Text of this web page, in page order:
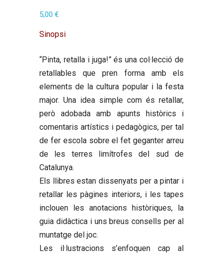
5,00 €
Sinopsi
“Pinta, retalla i juga!” és una col·lecció de
retallables que pren forma amb els
elements de la cultura popular i la festa
major. Una idea simple com és retallar,
però adobada amb apunts històrics i
comentaris artístics i pedagògics, per tal
de fer escola sobre el fet geganter arreu
de les terres limítrofes del sud de
Catalunya.
Els llibres estan dissenyats per a pintar i
retallar les pàgines interiors, i les tapes
inclouen les anotacions històriques, la
guia didàctica i uns breus consells per al
muntatge del joc.
Les il·lustracions s’enfoquen cap al